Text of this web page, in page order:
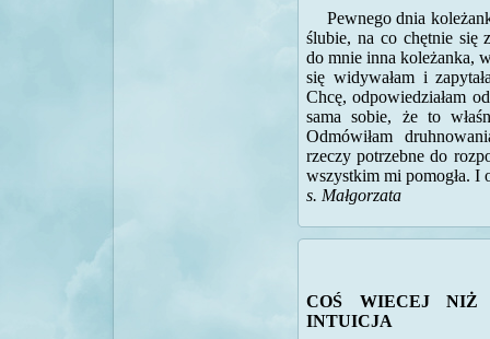
Pewnego dnia
ślubie, na co chętnie się
do mnie inna koleżanka,
się widywałam i
Chcę, odpowiedziałam
sama sobie, że to
Odmówiłam
rzeczy potrzebne do
wszystkim mi pomogła. I
s. Małgorzata
COŚ WIECEJ NIŻ
INTUICJA